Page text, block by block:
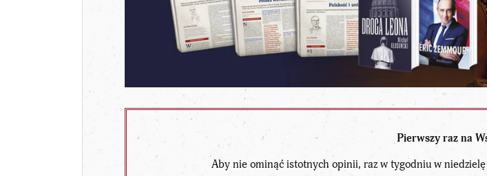
Pierwszy raz na
Aby nie ominąć istotnych opinii, raz w tygodniu w